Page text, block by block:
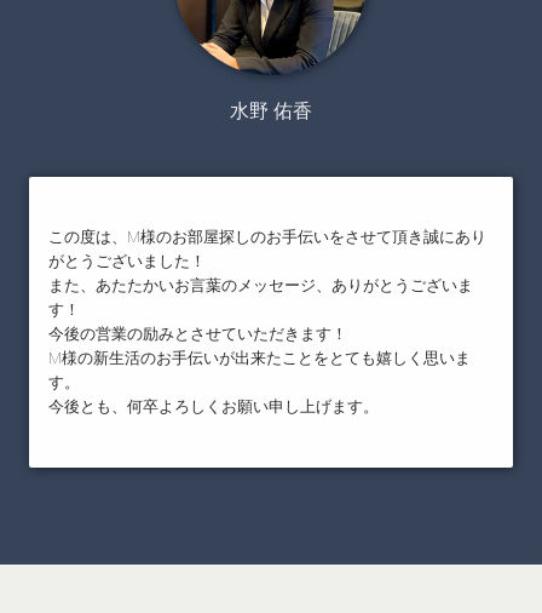
水野 佑香
この度は、M様のお部屋探しのお手伝いをさせて頂き誠にあり
がとうございました！
また、あたたかいお言葉のメッセージ、ありがとうございま
す！
今後の営業の励みとさせていただきます！
M様の新生活のお手伝いが出来たことをとても嬉しく思いま
す。
今後とも、何卒よろしくお願い申し上げます。